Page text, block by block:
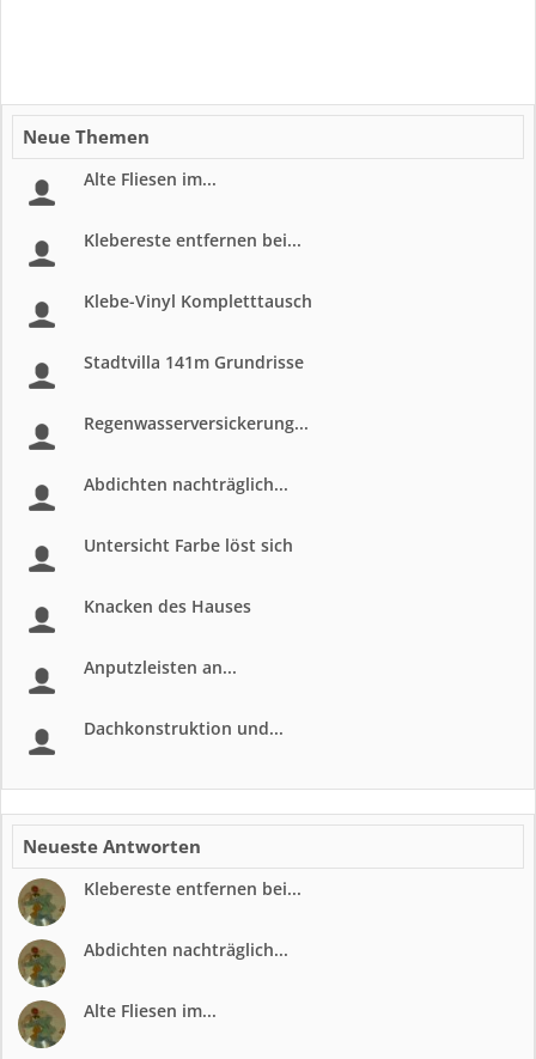
Neue Themen
Alte Fliesen im...
Klebereste entfernen bei...
Klebe-Vinyl Kompletttausch
Stadtvilla 141m Grundrisse
Regenwasserversickerung...
Abdichten nachträglich...
Untersicht Farbe löst sich
Knacken des Hauses
Anputzleisten an...
Dachkonstruktion und...
Neueste Antworten
Klebereste entfernen bei...
Abdichten nachträglich...
Alte Fliesen im...